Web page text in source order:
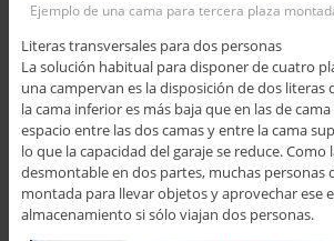
Ejemplo de una cama para tercera plaza
Literas transversales para dos personas
La solución habitual para disponer de cuatro
una campervan es la disposición de dos literas
la cama inferior es más baja que en las de
espacio entre las dos camas y entre la cama
lo que la capacidad del garaje se reduce. Como
desmontable en dos partes, muchas personas
montada para llevar objetos y aprovechar ese
almacenamiento si sólo viajan dos personas.